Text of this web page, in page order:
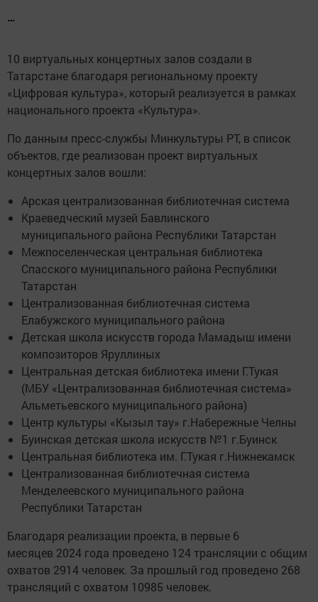
…
10 виртуальных концертных залов создали в
Татарстане благодаря региональному проекту
«Цифровая культура», который реализуется в рамках
национального проекта «Культура».
По данным пресс-службы Минкультуры РТ, в список
объектов, где реализован проект виртуальных
концертных залов вошли:
Арская централизованная библиотечная система
Краеведческий музей Бавлинского
муниципального района Республики Татарстан
Межпоселенческая центральная библиотека
Спасского муниципального района Республики
Татарстан
Централизованная библиотечная система
Елабужского муниципального района
Детская школа искусств города Мамадыш имени
композиторов Яруллиных
Центральная детская библиотека имени Г.Тукая
(МБУ «Централизованная библиотечная система»
Альметьевского муниципального района)
Центр культуры «Кызыл тау» г.Набережные Челны
Буинская детская школа искусств №1 г.Буинск
Центральная библиотека им. Г.Тукая г.Нижнекамск
Централизованная библиотечная система
Менделеевского муниципального района
Республики Татарстан
Благодаря реализации проекта, в первые 6
месяцев 2024 года проведено 124 трансляции с общим
охватов 2914 человек. За прошлый год проведено 268
трансляций с охватом 10985 человек.